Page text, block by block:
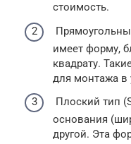
стоимость.
имеет форму,
квадрату.
для монтажа в
Плоский тип
основания
другой. Эта